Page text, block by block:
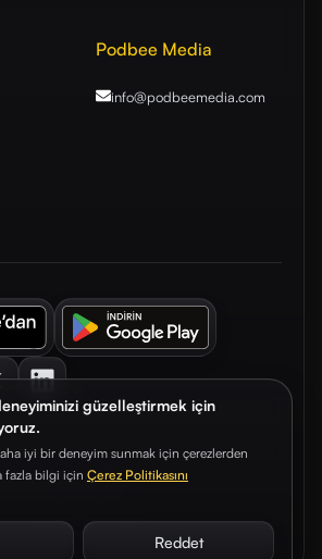
güzelleştirmek için
iyi bir deneyim sunmak için çerezlerden
fazla bilgi için Çerez Politikasını
Reddet
Podbee Media
info@podbeemedia.com
Tüm hakları saklıdır.
Metni Gizlilik Sözleşmesi